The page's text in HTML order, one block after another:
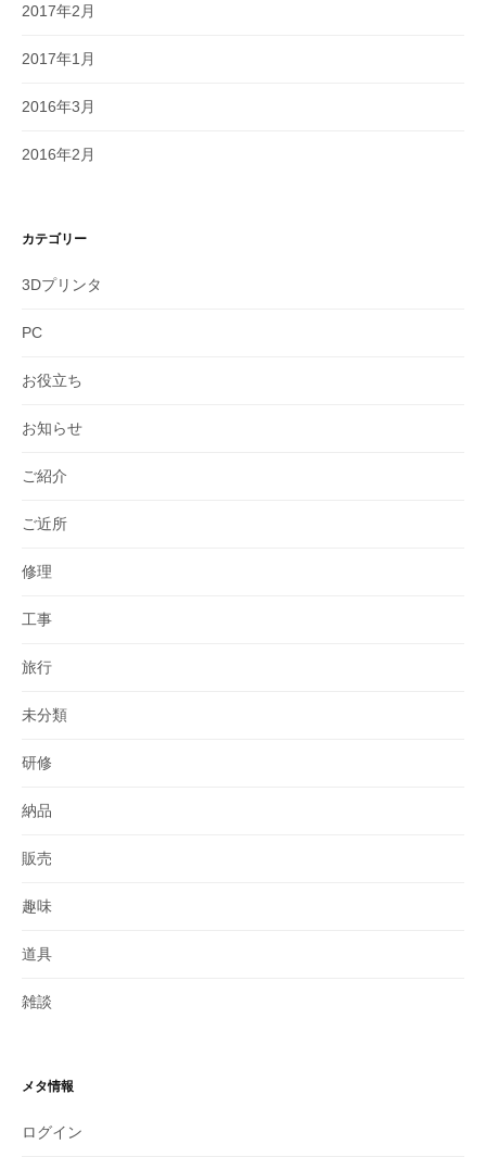
2017年2月
2017年1月
2016年3月
2016年2月
カテゴリー
3Dプリンタ
PC
お役立ち
お知らせ
ご紹介
ご近所
修理
工事
旅行
未分類
研修
納品
販売
趣味
道具
雑談
メタ情報
ログイン